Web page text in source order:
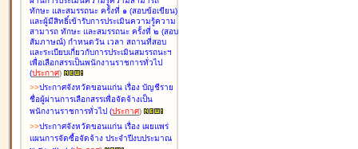
ทักษะ และสมรรถนะ ครั้งที่ ๑ (สอบข้อเขียน)
และผู้มีสิทธิ์เข้ารับการประเมินความรู้ความ
สามารถ ทักษะ และสมรรถนะ ครั้งที่ ๒ (สอบ
สัมภาษณ์) กำหนดวัน เวลา สถานที่สอบ
และระเบียบเกี่ยวกับการประเมินสมรรถนะฯ
เพื่อเลือกสรรเป็นพนักงานราชการทั่วไป
(ประกาศ)
>>ประกาศจังหวัดขอนแก่น เรื่อง บัญชีราย
ชื่อผู้ผ่านการเลือกสรรเพื่อจัดจ้างเป็น
พนักงานราชการทั่วไป (ประกาศ)
>>ประกาศจังหวัดขอนแก่น เรื่อง เผยแพร่
แผนการจัดซื้อจัดจ้าง ประจำปีงบประมาณ